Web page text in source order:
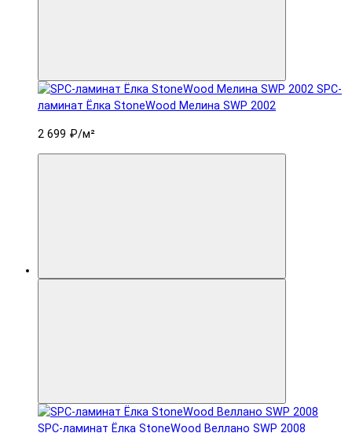
SPC-
ламинат Ëлка StoneWood Мелина SWP 2002
2 699 ₽/м²
SPC-ламинат Ëлка StoneWood Веллано SWP 2008